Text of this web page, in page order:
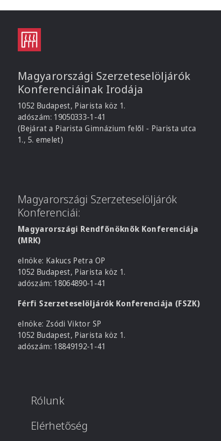
Magyarországi Szerzeteselöljárók
Konferenciáinak Irodája
1052 Budapest, Piarista köz 1.
adószám: 19050333-1-41
(Bejárat a Piarista Gimnázium felől - Piarista utca
1., 5. emelet)
Magyarországi Szerzeteselöljárók
Konferenciái:
Magyarországi Rendfőnöknők Konferenciája
(MRK)
elnöke: Kakucs Petra OP
1052 Budapest, Piarista köz 1.
adószám: 18064890-1-41
Férfi Szerzeteselöljárók Konferenciája (FSZK)
elnöke: Zsódi Viktor SP
1052 Budapest, Piarista köz 1.
adószám: 18849192-1-41
Rólunk
Elérhetőség